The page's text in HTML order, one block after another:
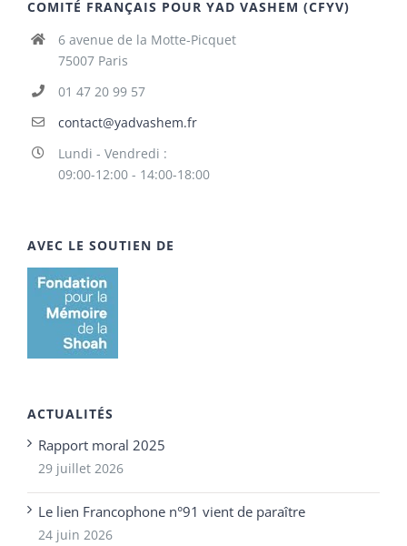
COMITÉ FRANÇAIS POUR YAD VASHEM (CFYV)
6 avenue de la Motte-Picquet
75007 Paris
01 47 20 99 57
contact@yadvashem.fr
Lundi - Vendredi :
09:00-12:00 - 14:00-18:00
AVEC LE SOUTIEN DE
ACTUALITÉS
Rapport moral 2025
29 juillet 2026
Le lien Francophone n°91 vient de paraître
24 juin 2026